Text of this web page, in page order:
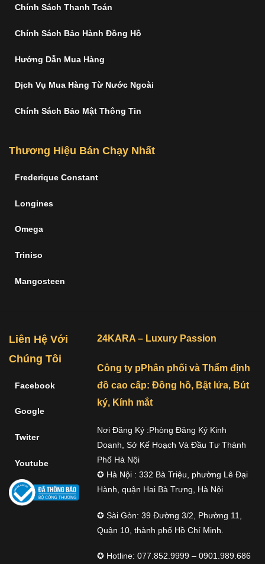
Chính Sách Thanh Toán
Chính Sách Bảo Hành Đồng Hồ
Hướng Dẫn Mua Hàng
Dịch Vụ Mua Hàng Từ Nước Ngoài
Chính Sách Bảo Mật Thông Tin
Thương Hiệu Bán Chạy Nhất
Frederique Constant
Longines
Omega
Triniso
Mangosteen
Liên Hệ Với
Chúng Tôi
Facebook
Google
Twiter
Youtube
24KARA – Luxury Passion
Công ty pPhân phối và Thẩm định
đồ cao cấp: Đồng hồ, Bật lửa, Bút
ký, Kính mắt
Nơi Đăng Ký :Phòng Đăng Ký Kinh
Doanh, Sở Kế Hoạch Và Đầu Tư Thành
Phố Hà Nội
✪ Hà Nội : 332 Bà Triệu, phường Lê Đại
Hành, quận Hai Bà Trưng, Hà Nội
✪ Sài Gòn: 39 Đường 3/2, Phường 11,
Quận 10, thành phố Hồ Chí Minh.
✪ Hotline: 077.852.9999 – 0901.989.686